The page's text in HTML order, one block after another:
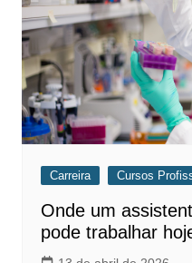
Carreira Cursos
Onde um
pode trabalhar